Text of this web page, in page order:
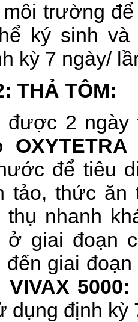
trường
ký sinh
kỳ 7 ngày/
THẢ TÔM:
được 2
để tiêu
tảo, thức
thụ nhanh
ở giai đoạn
đến giai
VIVAX
dụng định kỳ